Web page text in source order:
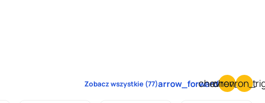
Zobacz wszystkie (77)arrow_forwardchevron_left